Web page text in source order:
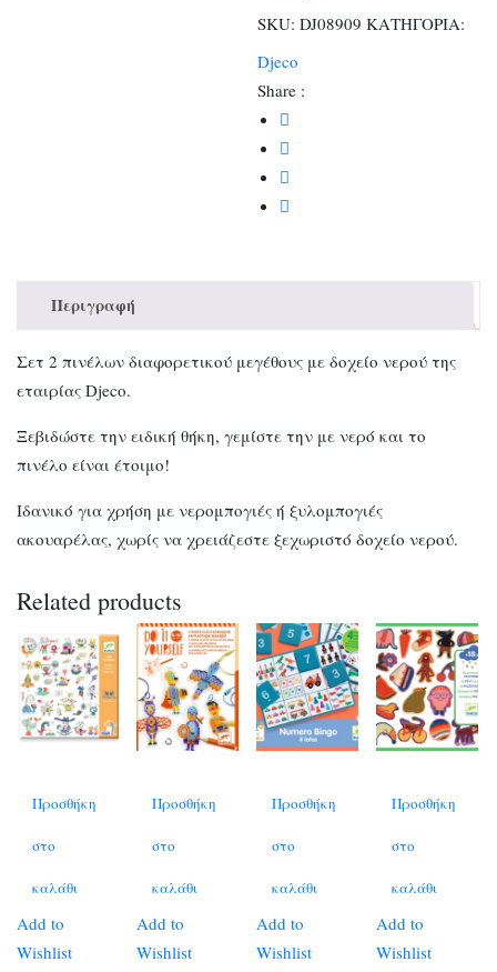
SKU: DJ08909 ΚΑΤΗΓΟΡΙΑ:
Djeco
Share :
Περιγραφή
Σετ 2 πινέλων διαφορετικού μεγέθους με δοχείο νερού της
εταιρίας Djeco.
Ξεβιδώστε την ειδική θήκη, γεμίστε την με νερό και το
πινέλο είναι έτοιμο!
Ιδανικό για χρήση με νερομπογιές ή ξυλομπογιές
ακουαρέλας, χωρίς να χρειάζεστε ξεχωριστό δοχείο νερού.
Related products
Προσθήκη
στο
καλάθι
Add to
Wishlist
Προσθήκη
στο
καλάθι
Add to
Wishlist
Προσθήκη
στο
καλάθι
Add to
Wishlist
Προσθήκη
στο
καλάθι
Add to
Wishlist